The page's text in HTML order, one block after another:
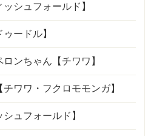
シュフォールド】
ードル】
ンちゃん【チワワ】
ワワ・フクロモモンガ】
ュフォールド】